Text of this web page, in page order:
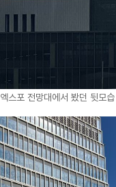
엑스포 전망대에서 봤던 뒷모습